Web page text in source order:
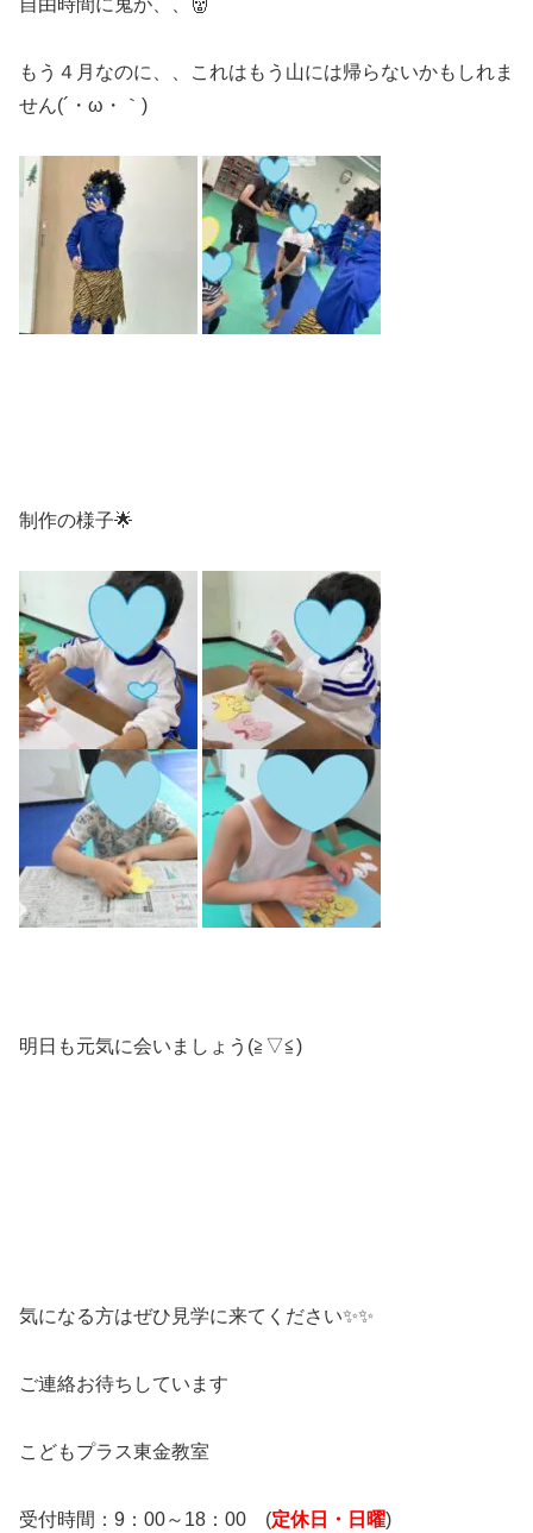
もう４月なのに、、これはもう山には帰らないかもしれま
せん(´・ω・｀)
制作の様子🌟
明日も元気に会いましょう(≧▽≦)
気になる方はぜひ見学に来てください✨✨
ご連絡お待ちしています
こどもプラス東金教室
受付時間：9：00～18：00 (定休日・日曜)